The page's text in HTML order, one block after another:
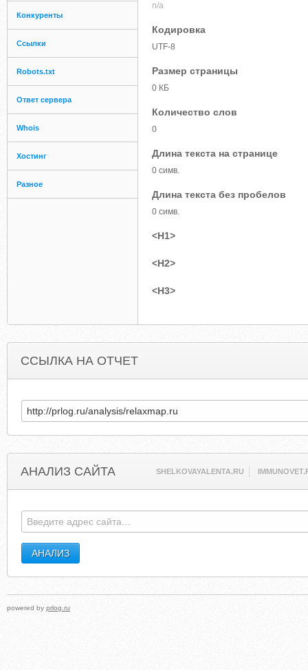
Конкуренты
Ссылки
Robots.txt
Ответ сервера
Whois
Хостинг
Разное
n/a
Кодировка
UTF-8
Размер страницы
0 КБ
Количество слов
0
Длина текста на странице
0 симв.
Длина текста без пробелов
0 симв.
<H1>
<H2>
<H3>
ССЫЛКА НА ОТЧЕТ
АНАЛИЗ САЙТА SHELKOVAYALENTA.RU
powered by prlog.ru